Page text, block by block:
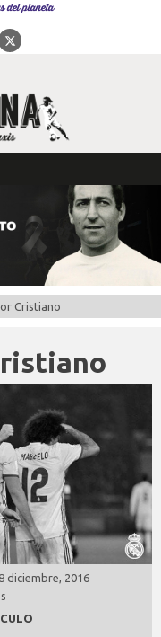
del planeta
Cristiano
diciembre, 2016